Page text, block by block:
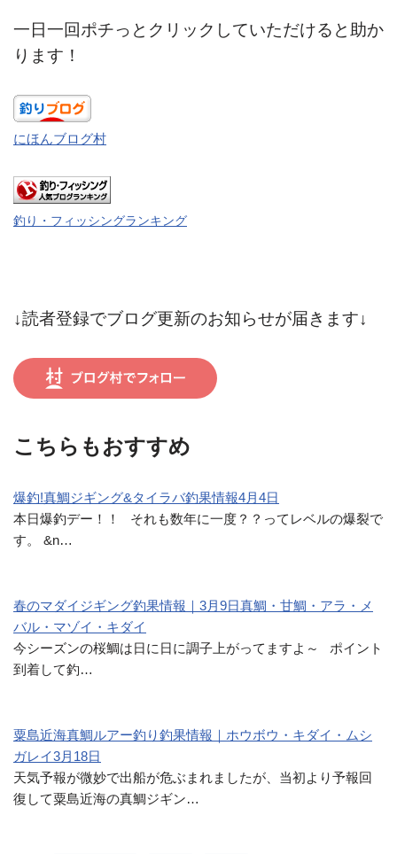
一日一回ポチっとクリックしていただけると助か
ります！
にほんブログ村
釣り・フィッシングランキング
↓読者登録でブログ更新のお知らせが届きます↓
こちらもおすすめ
爆釣!真鯛ジギング&タイラバ釣果情報4月4日
本日爆釣デー！！ それも数年に一度？？ってレベルの爆裂で
す。 &n…
春のマダイジギング釣果情報｜3月9日真鯛・甘鯛・アラ・メ
バル・マゾイ・キダイ
今シーズンの桜鯛は日に日に調子上がってますよ～ ポイント
到着して釣…
粟島近海真鯛ルアー釣り釣果情報｜ホウボウ・キダイ・ムシ
ガレイ3月18日
天気予報が微妙で出船が危ぶまれましたが、当初より予報回
復して粟島近海の真鯛ジギン…